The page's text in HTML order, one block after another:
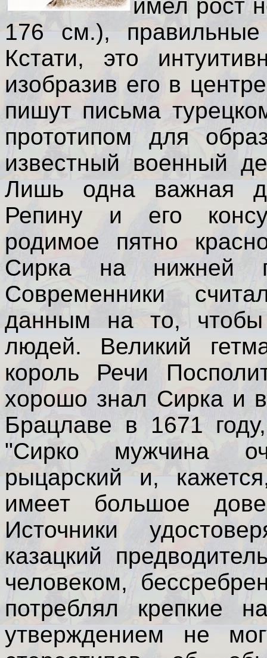
имел рост
176 см.),
Кстати, это
изобразив его в
пишут письма
прототипом для
известный военный
Лишь одна важная
Репину и его
родимое пятно
Сирка на нижней
Современники
данным на то, чтобы
людей. Великий
король Речи
хорошо знал Сирка и
Брацлаве в 1671
"Сирко мужчина
рыцарский и,
имеет большое
Источники
казацкий
человеком,
потреблял крепкие
утверждением не